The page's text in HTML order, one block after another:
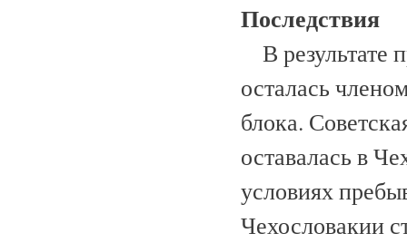
Последствия
В результате
осталась
блока.
оставалась в
условиях
Чехословакии